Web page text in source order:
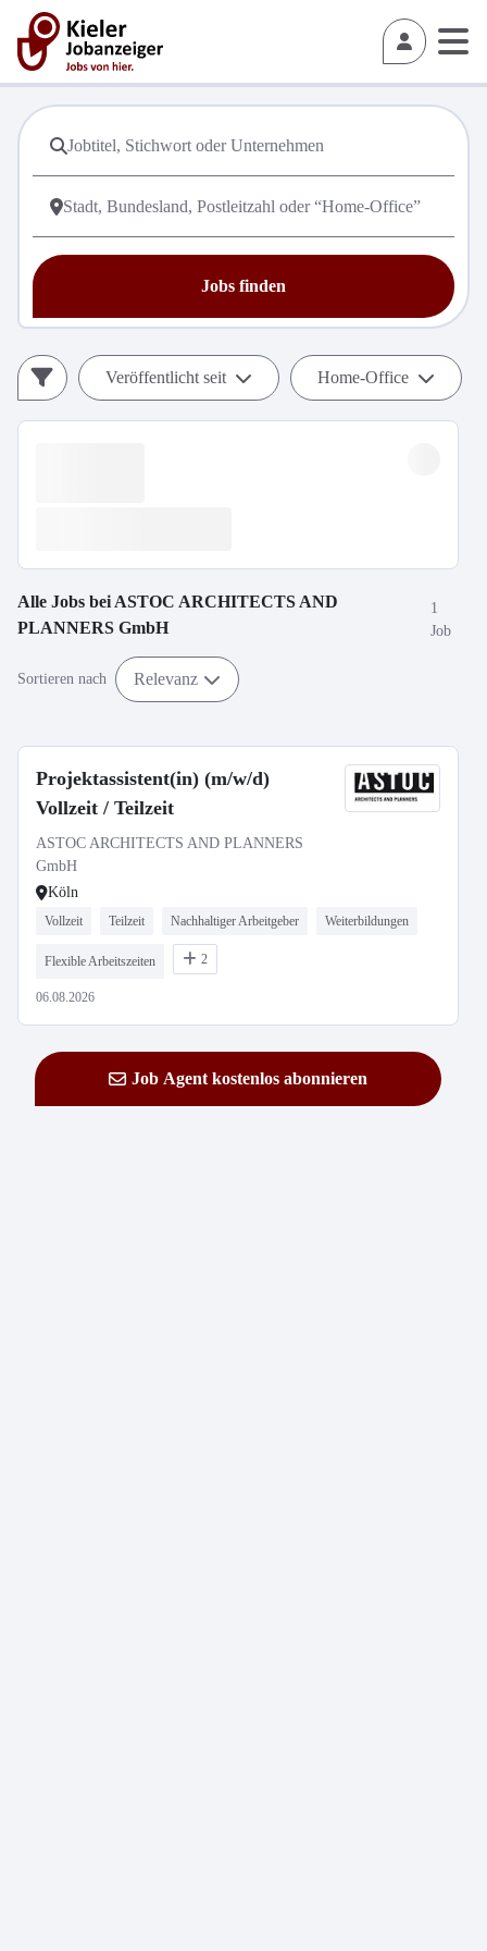
Jobs finden
Veröffentlicht seit Home-Office
Alle Jobs bei ASTOC ARCHITECTS AND
PLANNERS GmbH
1
Job
Sortieren nach Relevanz
Projektassistent(in) (m/w/d)
Vollzeit / Teilzeit
ASTOC ARCHITECTS AND PLANNERS
GmbH
Köln
Vollzeit Teilzeit Nachhaltiger Arbeitgeber Weiterbildungen
Flexible Arbeitszeiten 2
06.08.2026
Job Agent kostenlos abonnieren